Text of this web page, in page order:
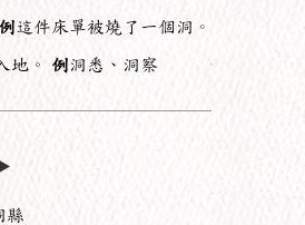
例這件床單被燒了一個洞。
地。 例洞悉、洞察
▶️
縣